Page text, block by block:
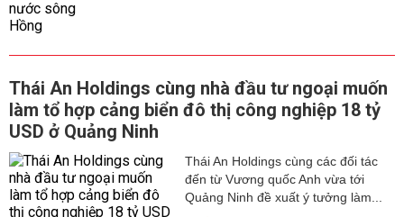
Thái An Holdings cùng nhà đầu tư ngoại muốn
làm tổ hợp cảng biển đô thị công nghiệp 18 tỷ
USD ở Quảng Ninh
Thái An Holdings cùng các đối tác
đến từ Vương quốc Anh vừa tới
Quảng Ninh đề xuất ý tưởng làm...